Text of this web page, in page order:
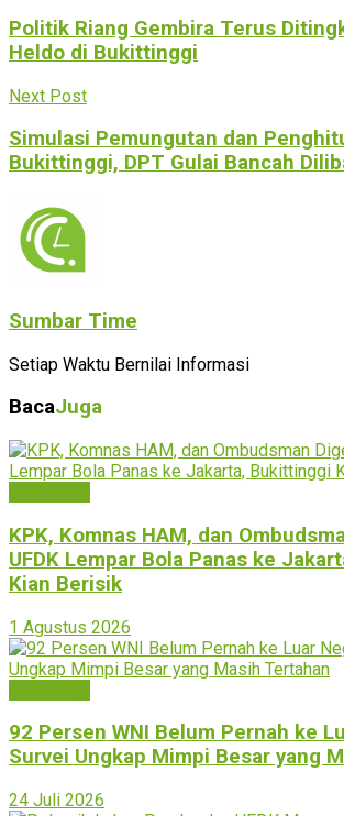
Politik Riang Gembira Terus
Heldo di Bukittinggi
Next Post
Simulasi Pemungutan dan
Bukittinggi, DPT Gulai Bancah
Sumbar Time
Setiap Waktu Bernilai Informasi
BacaJuga
KPK, Komnas HAM, dan
UFDK Lempar Bola Panas ke
Kian Berisik
1 Agustus 2026
92 Persen WNI Belum Pernah ke
Survei Ungkap Mimpi Besar yang
24 Juli 2026